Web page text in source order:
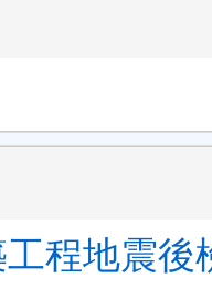
程地震後